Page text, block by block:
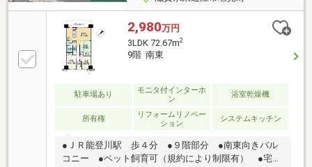
2,980万円
3LDK 72.67m2
9階 南東
駐車場あり
モニタ付インターホ
ン
浴室乾燥機
所有権
リフォームリノベー
ション
システムキッチン
●ＪＲ能登川駅 歩４分 ●９階部分 ●南東向きバル
コニー ●ペット飼育可（規約により制限有） ●宅配